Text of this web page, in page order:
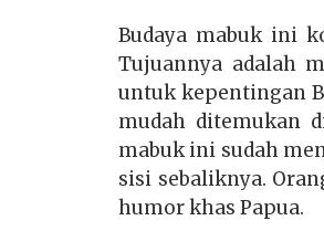
Budaya mabuk ini
Tujuannya adalah
untuk kepentingan
mudah ditemukan
mabuk ini sudah
sisi sebaliknya.
humor khas Papua.